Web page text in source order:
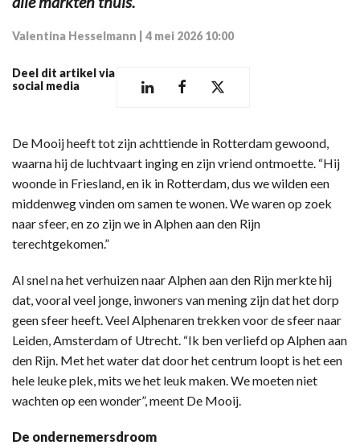
Valentina Hesselmann 4 mei 2026 10:00
Deel dit artikel via
social media
De Mooij heeft tot zijn achttiende in Rotterdam gewoond,
waarna hij de luchtvaart inging en zijn vriend ontmoette. “Hij
woonde in Friesland, en ik in Rotterdam, dus we wilden een
middenweg vinden om samen te wonen. We waren op zoek
naar sfeer, en zo zijn we in Alphen aan den Rijn
terechtgekomen.”
Al snel na het verhuizen naar Alphen aan den Rijn merkte hij
dat, vooral veel jonge, inwoners van mening zijn dat het dorp
geen sfeer heeft. Veel Alphenaren trekken voor de sfeer naar
Leiden, Amsterdam of Utrecht. “Ik ben verliefd op Alphen aan
den Rijn. Met het water dat door het centrum loopt is het een
hele leuke plek, mits we het leuk maken. We moeten niet
wachten op een wonder”, meent De Mooij.
De ondernemersdroom